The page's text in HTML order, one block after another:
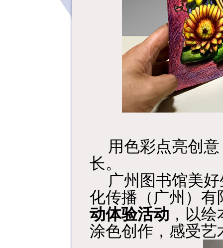
用色彩点亮创
长。
广州图书馆美
化传播（广州）
动体验活动 ，以
涂色创作，感受艺